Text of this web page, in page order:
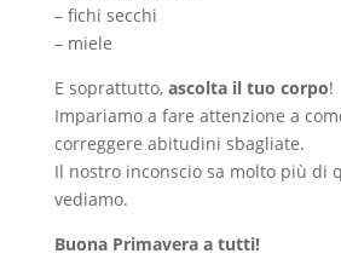
– fichi secchi
– miele
E soprattutto, ascolta il tuo corpo!
Impariamo a fare attenzione a
correggere abitudini sbagliate.
Il nostro inconscio sa molto più di
vediamo.
Buona Primavera a tutti!